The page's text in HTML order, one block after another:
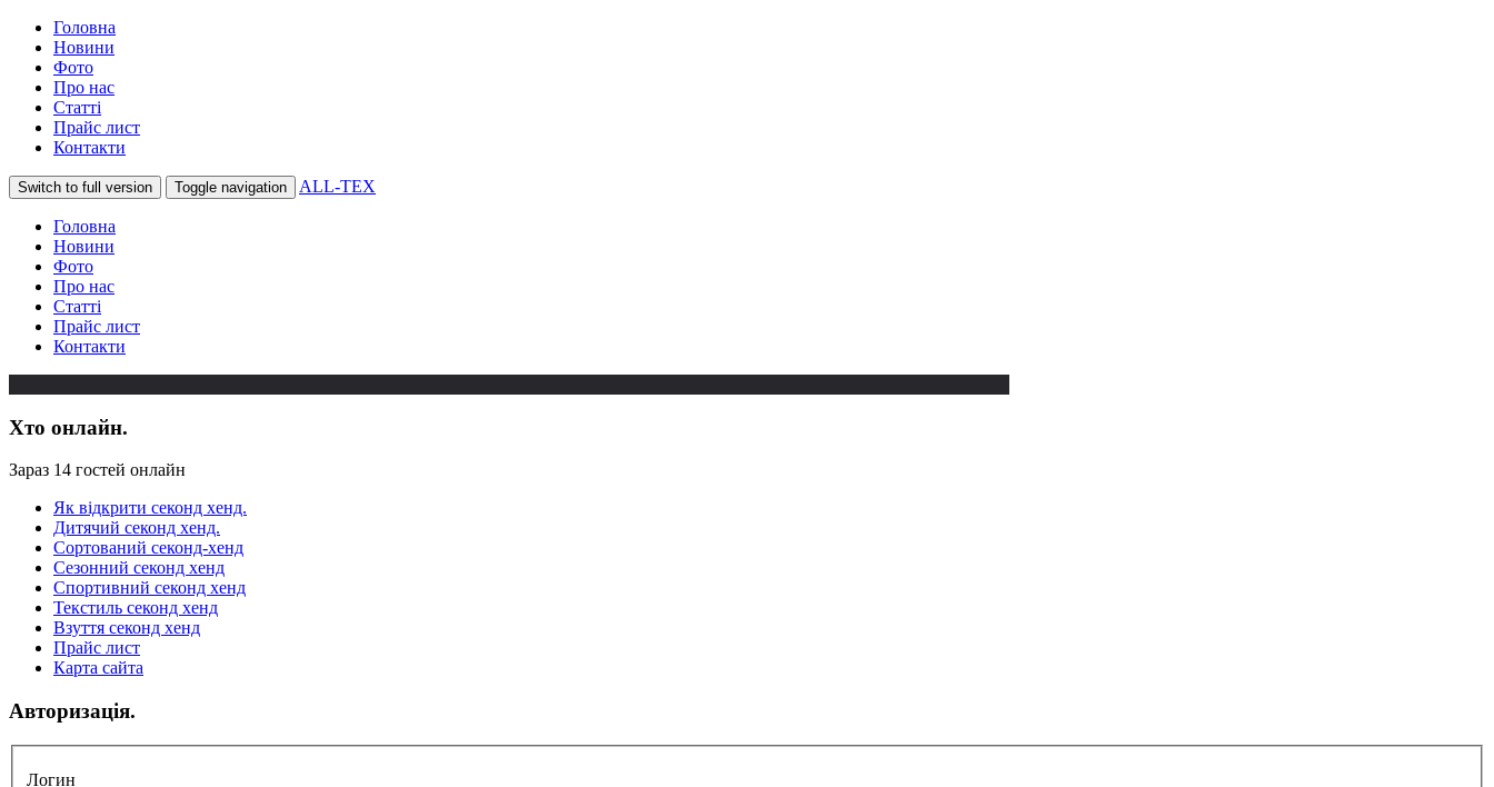
Головна
Новини
Фото
Про нас
Статті
Прайс лист
Контакти
Switch to full version Toggle navigation ALL-TEX
Головна
Новини
Фото
Про нас
Статті
Прайс лист
Контакти
Хто онлайн.
Зараз 14 гостей онлайн
Як відкрити секонд хенд.
Дитячий секонд хенд.
Сортований секонд-хенд
Сезонний секонд хенд
Спортивний секонд хенд
Текстиль секонд хенд
Взуття секонд хенд
Прайс лист
Карта сайта
Авторизація.
Логин